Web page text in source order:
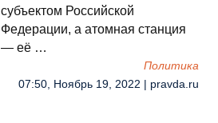
субъектом Российской
Федерации, а атомная станция
— её …
Политика
07:50, Ноябрь 19, 2022 | pravda.ru